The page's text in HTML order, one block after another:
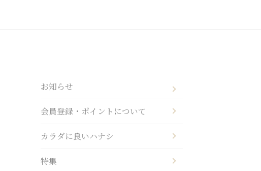
お知らせ
会員登録・ポイントについて
カラダに良いハナシ
特集